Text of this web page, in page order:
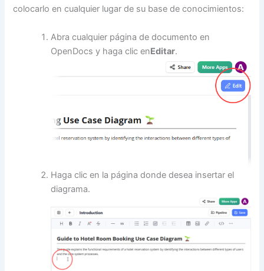
colocarlo en cualquier lugar de su base de conocimientos:
Abra cualquier página de documento en
OpenDocs y haga clic enEditar.
Haga clic en la página donde desea insertar el
diagrama.